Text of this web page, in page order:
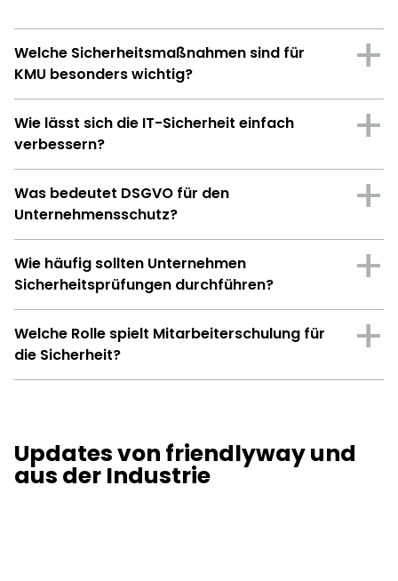
Welche Sicherheitsmaßnahmen sind für
KMU besonders wichtig?
Wie lässt sich die IT-Sicherheit einfach
verbessern?
Was bedeutet DSGVO für den
Unternehmensschutz?
Wie häufig sollten Unternehmen
Sicherheitsprüfungen durchführen?
Welche Rolle spielt Mitarbeiterschulung für
die Sicherheit?
Updates von friendlyway und
aus der Industrie